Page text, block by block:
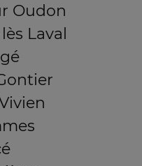
Oudon
Laval